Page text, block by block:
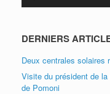
DERNIERS
Deux centrales solaires
Visite du président de
de Pomoni